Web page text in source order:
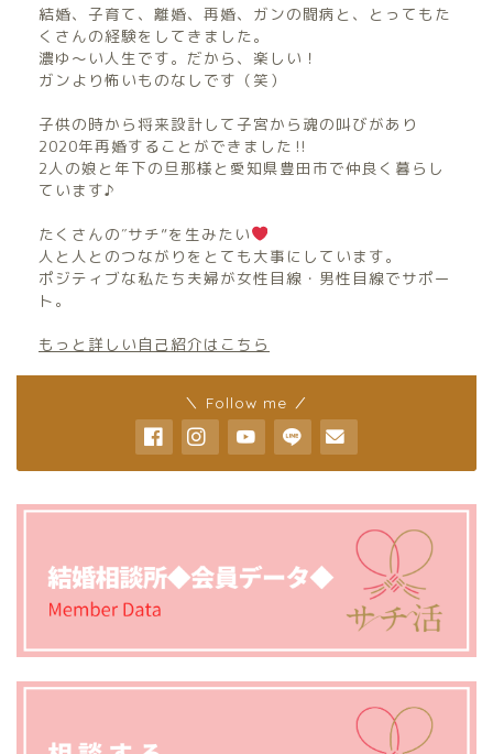
結婚、子育て、離婚、再婚、ガンの闘病と、とってもた
くさんの経験をしてきました。
濃ゆ〜い人生です。だから、楽しい！
ガンより怖いものなしです（笑）
子供の時から将来設計して子宮から魂の叫びがあり
2020年再婚することができました‼︎
2人の娘と年下の旦那様と愛知県豊田市で仲良く暮らし
ています♪
たくさんの″サチ”を生みたい
人と人とのつながりをとても大事にしています。
ポジティブな私たち夫婦が女性目線・男性目線でサポー
ト。
もっと詳しい自己紹介はこちら
＼ Follow me ／